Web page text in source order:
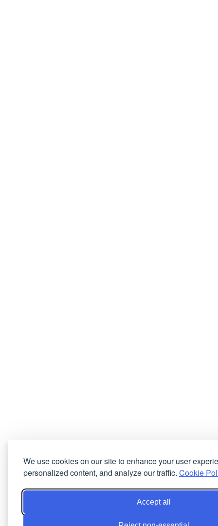
We use cookies on our site to enhance your user
personalized content, and analyze our traffic. Cookie
Accept all